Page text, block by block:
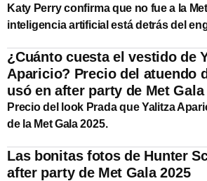
Katy Perry confirma que no fue a la
inteligencia artificial está detrás del
¿Cuánto cuesta el vestido de
Aparicio? Precio del atuendo
usó en after party de Met Gala
Precio del look Prada que Yalitza
de la Met Gala 2025.
Las bonitas fotos de Hunter
after party de Met Gala 2025